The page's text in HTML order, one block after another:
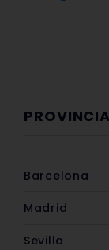
Barcelona
Madrid
Sevilla